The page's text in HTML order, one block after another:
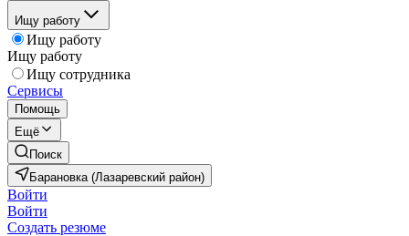
Ищу работу
Ищу работу
Ищу работу
Ищу сотрудника
Сервисы
Помощь
Ещё
Поиск
Барановка (Лазаревский район)
Войти
Войти
Создать резюме